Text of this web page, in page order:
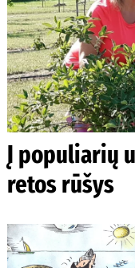
Į populiarių
retos rūšys